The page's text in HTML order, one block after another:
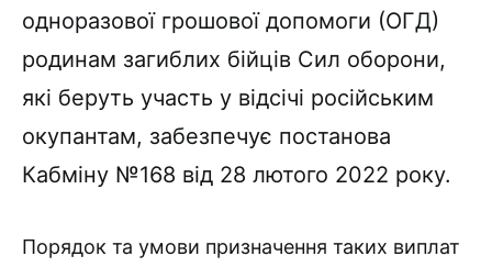
одноразової грошової допомоги (ОГД)
родинам загиблих бійців Сил оборони,
які беруть участь у відсічі російським
окупантам, забезпечує постанова
Кабміну №168 від 28 лютого 2022 року.
Порядок та умови призначення таких виплат